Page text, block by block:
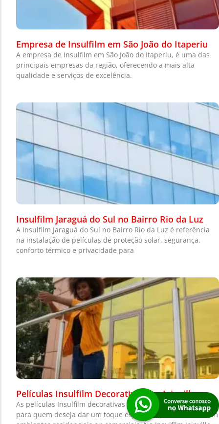
Empresa de Insulfilm em São João do Itaperiu
A empresa de Insulfilm em São João do Itaperiu, é uma das
principais empresas da região, oferecendo a mais alta
qualidade e serviços de excelência.
Insulfilm Jaraguá do Sul no Bairro Rio da Luz
A Insulfilm Jaraguá do Sul no Bairro Rio da Luz é referência
na instalação de películas de proteção solar, segurança,
conforto térmico e privacidade para
Películas Insulfilm Decorativas em Joinville
As películas Insulfilm decorativas são uma excelente opção
para quem deseja dar um toque especial e personalizado em